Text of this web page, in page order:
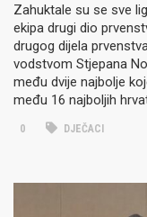
Zahuktale su se sve
ekipa drugi dio
drugog dijela
vodstvom Stjepana
među dvije najbolje
među 16 najboljih
0 DJEČACI